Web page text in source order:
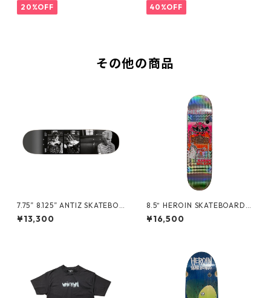
20%OFF 40%OFF
その他の商品
7.75” 8.125” ANTIZ SKATEBOA
RDS - PUNKETTE - RICHARD
BELLIA -
¥13,300
8.5“ HEROIN SKATEBOARDS
- AARON WILSON HELLSCAP
E -
¥16,500